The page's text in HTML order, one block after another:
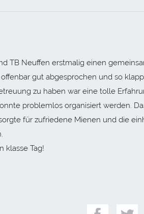
TB Neuffen erstmalig einen
gut abgesprochen und so
zu haben war eine tolle
problemlos organisiert werden.
für zufriedene Mienen und die
klasse Tag!